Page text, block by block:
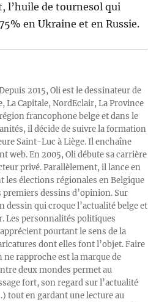
l’huile de tournesol qui
en Ukraine et en Russie.
2015, Oli est le dessinateur de
La Capitale, NordEclair, La Province
francophone belge et dans le
il décide de suivre la formation
Saint-Luc à Liège. Il enchaîne
web. En 2005, Oli débute sa carrière
privé. Parallèlement, il lance en
les élections régionales en Belgique
dessins d’opinion. Sur
dessin qui croque l’actualité belge et
Les personnalités politiques
pourtant le sens de la
dont elles font l’objet. Faire
rapproche est la marque de
deux mondes permet au
fort, son regard sur l’actualité
tout en gardant une lecture au